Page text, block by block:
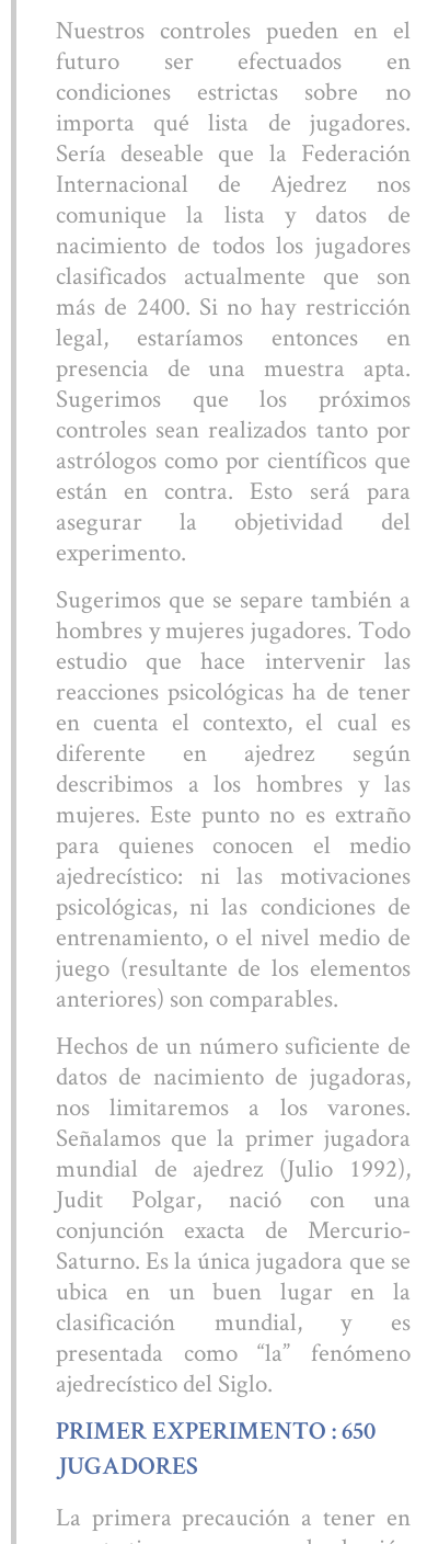
Nuestros controles pueden en el
futuro ser efectuados en
condiciones estrictas sobre no
importa qué lista de jugadores.
Sería deseable que la Federación
Internacional de Ajedrez nos
comunique la lista y datos de
nacimiento de todos los jugadores
clasificados actualmente que son
más de 2400. Si no hay restricción
legal, estaríamos entonces en
presencia de una muestra apta.
Sugerimos que los próximos
controles sean realizados tanto por
astrólogos como por científicos que
están en contra. Esto será para
asegurar la objetividad del
experimento.
Sugerimos que se separe también a
hombres y mujeres jugadores. Todo
estudio que hace intervenir las
reacciones psicológicas ha de tener
en cuenta el contexto, el cual es
diferente en ajedrez según
describimos a los hombres y las
mujeres. Este punto no es extraño
para quienes conocen el medio
ajedrecístico: ni las motivaciones
psicológicas, ni las condiciones de
entrenamiento, o el nivel medio de
juego (resultante de los elementos
anteriores) son comparables.
Hechos de un número suficiente de
datos de nacimiento de jugadoras,
nos limitaremos a los varones.
Señalamos que la primer jugadora
mundial de ajedrez (Julio 1992),
Judit Polgar, nació con una
conjunción exacta de Mercurio-
Saturno. Es la única jugadora que se
ubica en un buen lugar en la
clasificación mundial, y es
presentada como “la” fenómeno
ajedrecístico del Siglo.
PRIMER EXPERIMENTO : 650
JUGADORES
La primera precaución a tener en